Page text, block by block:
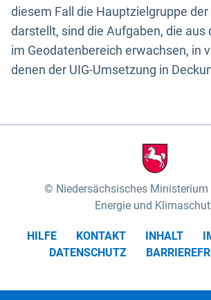
diesem Fall die Hauptzielgruppe der
darstellt, sind die Aufgaben, die aus
im Geodatenbereich erwachsen, in
denen der UIG-Umsetzung in
Niedersächsisches Ministerium
Energie und
HILFE KONTAKT INHALT
DATENSCHUTZ